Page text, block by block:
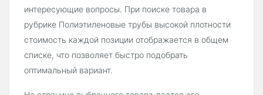
интересующие вопросы. При поиске товара в
рубрике Полиэтиленовые трубы высокой плотности
стоимость каждой позиции отображается в общем
списке, что позволяет быстро подобрать
оптимальный вариант.